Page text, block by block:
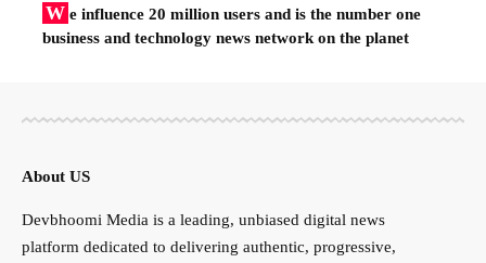
W e influence 20 million users and is the number one
business and technology news network on the planet
About US
Devbhoomi Media is a leading, unbiased digital news
platform dedicated to delivering authentic, progressive,